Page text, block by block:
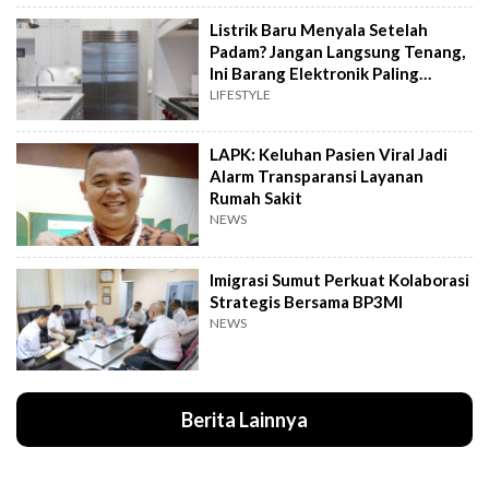
Listrik Baru Menyala Setelah
Padam? Jangan Langsung Tenang,
Ini Barang Elektronik Paling
Rawan Rusak
LIFESTYLE
LAPK: Keluhan Pasien Viral Jadi
Alarm Transparansi Layanan
Rumah Sakit
NEWS
Imigrasi Sumut Perkuat Kolaborasi
Strategis Bersama BP3MI
NEWS
Berita Lainnya